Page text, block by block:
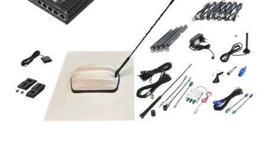
Audison
Blaupunkt
Copenhagen Trackers